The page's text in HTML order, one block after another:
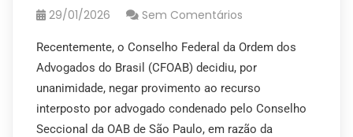
29/01/2026 Sem Comentários
Recentemente, o Conselho Federal da Ordem dos
Advogados do Brasil (CFOAB) decidiu, por
unanimidade, negar provimento ao recurso
interposto por advogado condenado pelo Conselho
Seccional da OAB de São Paulo, em razão da